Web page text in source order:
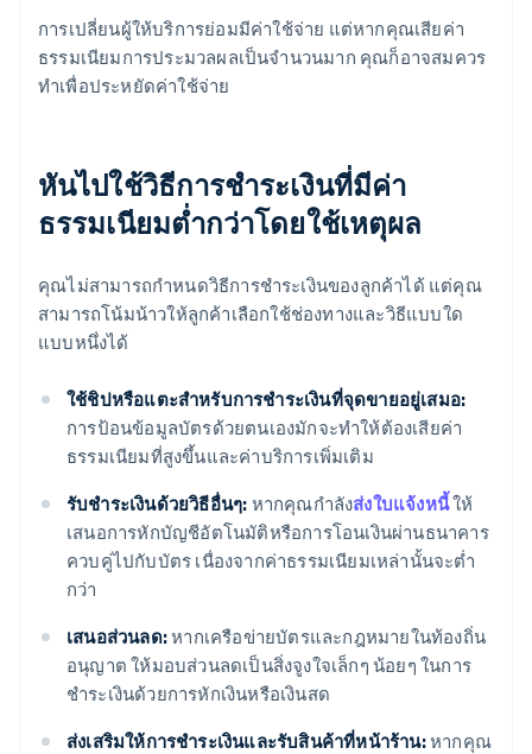
การเปลี่ยนผู้ให้บริการย่อมมีค่าใช้จ่าย แต่หากคุณเสียค่า
ธรรมเนียมการประมวลผลเป็นจำนวนมาก คุณก็อาจสมควร
ทำเพื่อประหยัดค่าใช้จ่าย
หันไปใช้วิธีการชำระเงินที่มีค่า
ธรรมเนียมต่ำกว่าโดยใช้เหตุผล
คุณไม่สามารถกำหนดวิธีการชำระเงินของลูกค้าได้ แต่คุณ
สามารถโน้มน้าวให้ลูกค้าเลือกใช้ช่องทางและวิธีแบบใด
แบบหนึ่งได้
ใช้ชิปหรือแตะสำหรับการชำระเงินที่จุดขายอยู่เสมอ:
การป้อนข้อมูลบัตรด้วยตนเองมักจะทำให้ต้องเสียค่า
ธรรมเนียมที่สูงขึ้นและค่าบริการเพิ่มเติม
รับชำระเงินด้วยวิธีอื่นๆ: หากคุณกำลังส่งใบแจ้งหนี้ให้
เสนอการหักบัญชีอัตโนมัติหรือการโอนเงินผ่านธนาคาร
ควบคู่ไปกับบัตร เนื่องจากค่าธรรมเนียมเหล่านั้นจะต่ำ
กว่า
เสนอส่วนลด:หากเครือข่ายบัตรและกฎหมายในท้องถิ่น
อนุญาต ให้มอบส่วนลดเป็นสิ่งจูงใจเล็กๆ น้อยๆ ในการ
ชำระเงินด้วยการหักเงินหรือเงินสด
ส่งเสริมให้การชำระเงินและรับสินค้าที่หน้าร้าน:หากคุณ